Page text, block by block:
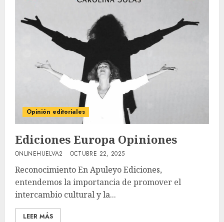
Opinión editoriales
Ediciones Europa Opiniones
ONLINEHUELVA2 OCTUBRE 22, 2025
Reconocimiento En Apuleyo Ediciones,
entendemos la importancia de promover el
intercambio cultural y la...
LEER MÁS